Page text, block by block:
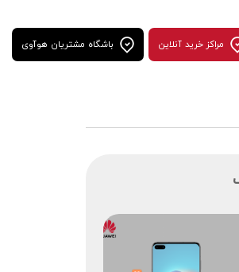
مراكز خريد آنلاين باشگاه مشتریان هوآوی